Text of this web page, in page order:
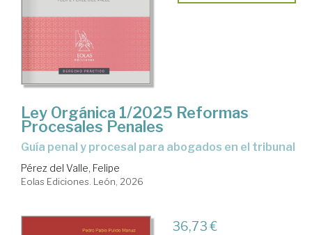
Ley Orgánica 1/2025 Reformas
Procesales Penales
Guía penal y procesal para abogados en el tribunal
Pérez del Valle, Felipe
Eolas Ediciones. León, 2026
36,73 €